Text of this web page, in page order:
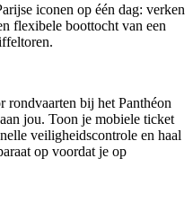
iconen op één dag: verken
flexibele boottocht van een
rondvaarten bij het Panthéon
jou. Toon je mobiele ticket
veiligheidscontrole en haal
op voordat je op